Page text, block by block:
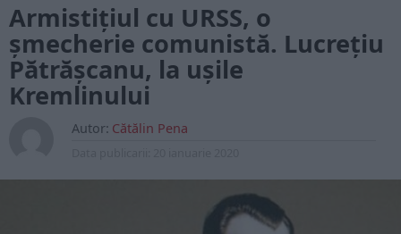
Armistiţiul cu URSS, o
șmecherie comunistă. Lucrețiu
Pătrășcanu, la ușile
Kremlinului
Autor: Cătălin Pena